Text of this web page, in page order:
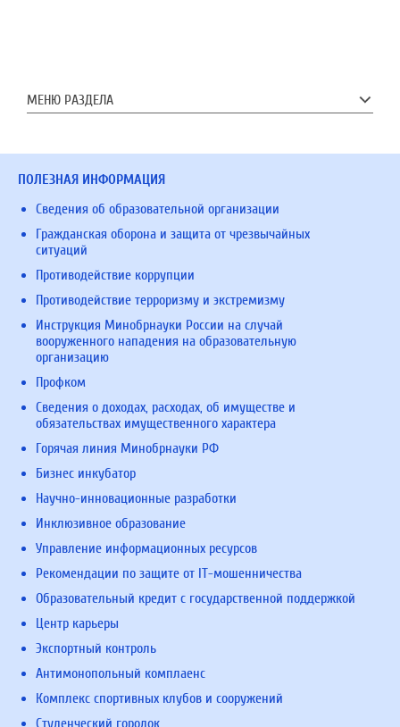
МЕНЮ РАЗДЕЛА
ПОЛЕЗНАЯ ИНФОРМАЦИЯ
Сведения об образовательной организации
Гражданская оборона и защита от чрезвычайных
ситуаций
Противодействие коррупции
Противодействие терроризму и экстремизму
Инструкция Минобрнауки России на случай
вооруженного нападения на образовательную
организацию
Профком
Сведения о доходах, расходах, об имуществе и
обязательствах имущественного характера
Горячая линия Минобрнауки РФ
Бизнес инкубатор
Научно-инновационные разработки
Инклюзивное образование
Управление информационных ресурсов
Рекомендации по защите от IT-мошенничества
Образовательный кредит с государственной поддержкой
Центр карьеры
Экспортный контроль
Антимонопольный комплаенс
Комплекс спортивных клубов и сооружений
Студенческий городок